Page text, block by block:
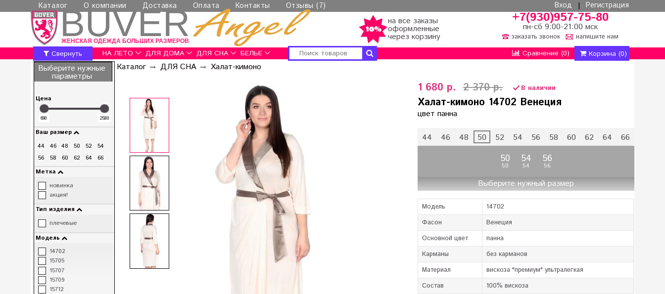
Каталог О компании Доставка Оплата Контакты Отзывы (7) Вход | Регистрация
BUVER
ЖЕНСКАЯ ОДЕЖДА БОЛЬШИХ РАЗМЕРОВ
на все заказы
оформленные
через корзину
+7(930)957-75-80
пн-сб 9:00-21:00 мск
заказать звонок напишите нам
Свернуть
Выберите нужные
параметры
Цена
690 2580
Ваш размер
44
46 48 50 52
54
56
58 60 62 64
66
Метка
новинка
акция!
Тип изделия
плечевые
Модель
14702
15705
15707
15709
15712
НА ЛЕТО ДЛЯ ДОМА ДЛЯ СНА БЕЛЬЕ Сравнение (0) Корзина (0)
Каталог ДЛЯ СНА Халат-кимоно
1 680 р. 2 370 р. В наличии
Халат-кимоно 14702 Венеция
цвет панна
44 46 48 50 52 54 56 58 60 62 64 66
50
50
54
54
56
56
Выберите нужный размер
Модель
14702
Фасон
Венеция
Основной цвет
панна
Карманы
без карманов
Материал
вискоза "премиум" ультралегкая
Состав
100% вискоза